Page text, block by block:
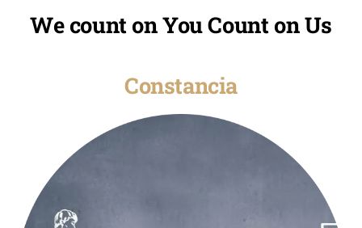
We count on You Count on Us
Constancia